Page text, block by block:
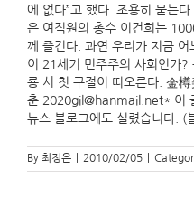
에 없다”고 했다. 조용히 묻는다
은 여직원의 총수 이건희는
께 즐긴다. 과연 우리가 지금
이 21세기 민주주의 사회인가
룡 시 첫 구절이 떠오른다. 金
춘 2020gil@hanmail.net* 이
뉴스 블로그에도 실렸습니다. (
By 최정은 2010/02/05